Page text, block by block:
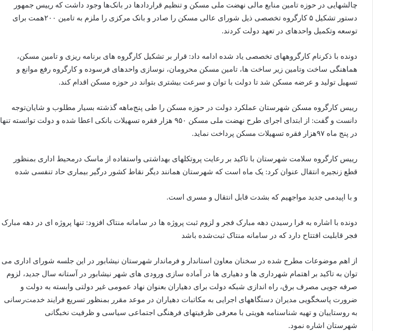
چالشهایی در‌ حوزه تامین منابع مالی نهضت ملی مسکن و تنظیم قراردادها در بانک‌ها وجود داشت که رییس جمهور
دستور تشکیل ۵ کارگروه تخصصی ذیل شورای عالی مسکن را صادر و بانک مرکزی را ملزم به تامین ۲۰۰همت برای
توسعه و‌تکمیل واحدهای در تعهد دولت کردند.
دونده با ذکر‌نام کارگروههای تخصصی یاد شده ادامه داد: قرار بر تشکیل کارگروه های برنامه ریزی و ‌‌تامین مسکن،
هماهنگی ساخت و‌تامین زیر ساخت ها، تامین مسکن محرومان، نوسازی واحدهای فرسوده و کارگروه رفع موانع و
تسهیل تولید و عرضه مسکن شد تا دولت با توان ‌و سرعت بیشتری بتواند در حوزه مسکن اقدام‌ کند.
رییس کارگروه مسکن شهرستان عملکرد دولت در حوزه مسکن را طی پنج‌ماهه گذشته بسیار مطلوب و شایان‌توجه
دانست و گفت: از ابتدای اجرای طرح نهضت ملی مسکن ۹۵۰ هزار فقره تسهیلات بانکی اعطا شده و دولت توانسته تنها
در پنج ماه ۹۷هزار فقره تسهیلات مسکن پرداخت نماید.
رییس کارگروه سلامت ‌‌شهرستان با تاکید بر رعایت پروتکلهای بهداشتی و‌استفاده از ماسک در‌محیط اداری بمنظور
قطع زنجیره انتقال عنوان کرد: یک ماه است که شهرستان همانند دیگر نقاط کشور درگیر بیماری حاد تنفسی شده
و با اپیدمی جدید مواجهیم که بشدت قابل انتقال ‌و مسری است.
دونده با اشاره به فرا رسیدن دهه مبارک فجر و لزوم ثبت پروژه ها در سامانه منتاک افزود: تنها پروژه ای در دهه مبارک
فجر قابلیت افتتاح دارد که در سامانه منتاک ثبت‌شده باشد
از اهم موضوعات مطرح شده در سخنان معاون استاندار و فرماندار شهرستان نیشابور در این جلسه شورای اداری می
توان به تاکید بر اهتمام شهرداری ها و دهیاری ها در آماده سازی ورودی های شهر نیشابور در آستانه سال جدید، لزوم
صرفه جویی مصرف برق، راه اندازی شبکه دولت برای دهیاران بعنوان نهاد عمومی غیر دولتی وابسته به دولت و
ضرورت پاسخگویی مدیران دستگاههای اجرایی به مکاتبات دهیاران در ‌موعد مقرر بمنظور تسریع فرایند خدمت‌رسانی
به روستاییان و تهیه شناسنامه هویتی با معرفی ظرفیتهای فرهنگی اجتماعی سیاسی و ظرفیت نخبگانی
شهرستان اشاره نمود.